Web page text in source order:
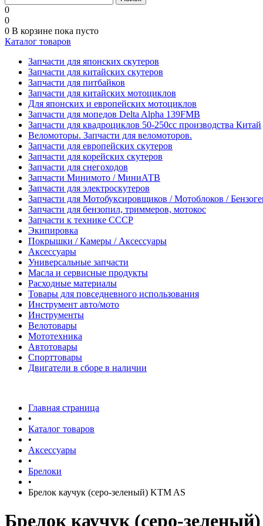
0
0
0 В корзине пока пусто
Каталог товаров
Запчасти для японских скутеров
Запчасти для китайских скутеров
Запчасти для питбайков
Запчасти для китайских мотоциклов
Для японских и европейских мотоциклов
Запчасти для мопедов Delta Alpha 139FMB
Запчасти для квадроциклов 50-250сс производства Китай
Веломоторы. Запчасти для веломоторов.
Запчасти для европейских скутеров
Запчасти для корейских скутеров
Запчасти для снегоходов
Запчасти Минимото / МиниАТВ
Запчасти для электроскутеров
Запчасти для Мотобуксировщиков / Мотоблоков /
Запчасти для бензопил, триммеров, мотокос
Запчасти к технике СССР
Экипировка
Покрышки / Камеры / Аксессуары
Аксессуары
Универсальные запчасти
Масла и сервисные продукты
Расходные материалы
Товары для повседневного использования
Инструмент авто/мото
Инструменты
Велотовары
Мототехника
Автотовары
Спорттовары
Двигатели в сборе в наличии
Главная страница
•
Каталог товаров
•
Аксессуары
•
Брелоки
•
Брелок каучук (серо-зеленый) KTM AS
Брелок каучук (серо-